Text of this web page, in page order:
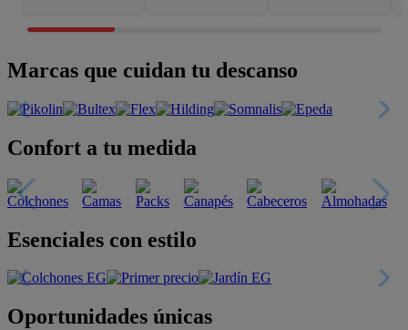
Marcas que cuidan tu descanso
Confort a tu medida
Esenciales con estilo
Oportunidades únicas